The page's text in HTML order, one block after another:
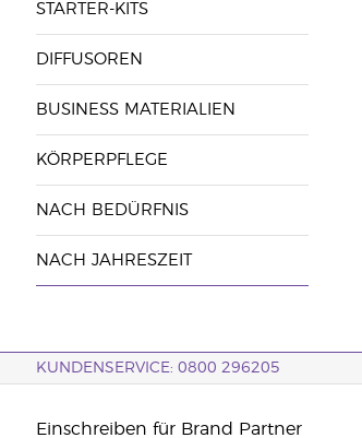
STARTER-KITS
DIFFUSOREN
BUSINESS MATERIALIEN
KÖRPERPFLEGE
NACH BEDÜRFNIS
NACH JAHRESZEIT
KUNDENSERVICE: 0800 296205
Einschreiben für Brand Partner